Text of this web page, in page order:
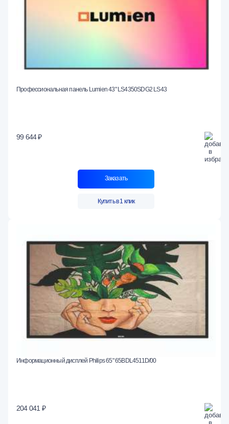
Профессиональная панель Lumien 43" LS4350SDG2 LS43
99 644 ₽
Заказать
Купить в 1 клик
Информационный дисплей Philips 65" 65BDL4511D/00
204 041 ₽